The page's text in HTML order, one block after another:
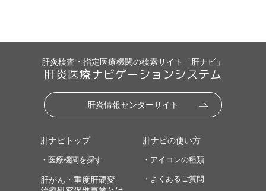
肝炎検査・指定医療機関の検索サイト「肝ナビ」
肝炎医療ナビゲーションシステム
肝炎情報センターサイト
肝ナビトップ
・医療機関を探す
肝がん・重度肝硬変
肝ナビの使い方
・アイコンの種類
・よくあるご質問